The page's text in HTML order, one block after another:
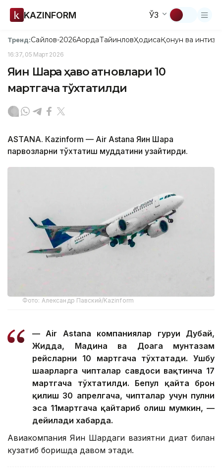
KAZINFORM ЎЗ
Тренд:Сайлов-2026АқордаТайинловҲодисаҚонун ва
16:37, 05 Март 2026
Яқин Шарққа ҳаво қатновлари 10
мартгача тўхтатилди
ASTANА. Кazinform — Air Astana Яқин Шарққа
парвозларни тўхтатиш муддатини узайтирди.
Фото: Александр Павский/Kazinform
— Air Astana компаниялар гуруҳи Дубай,
Жидда, Мадина ва Доҳага мунтазам
рейсларни 10 мартгача тўхтатади. Ушбу
шаҳарларга чипталар савдоси вақтинча 17
мартгача тўхтатилди. Бепул қайта брон
қилиш 30 апрелгача, чипталар учун пулни
эса 11мартгача қайтариб олиш мумкин, —
дейилади хабарда.
Авиакомпания Яқин Шарқдаги вазиятни диққат билан
кузатиб боришда давом этади.